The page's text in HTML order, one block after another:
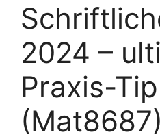
2024 –
Praxis-
(Mat8687)